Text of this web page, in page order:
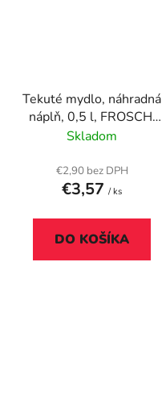
Tekuté mydlo, náhradná
náplň, 0,5 l, FROSCH,
aloe vera
Skladom
€2,90 bez DPH
€3,57 / ks
DO KOŠÍKA